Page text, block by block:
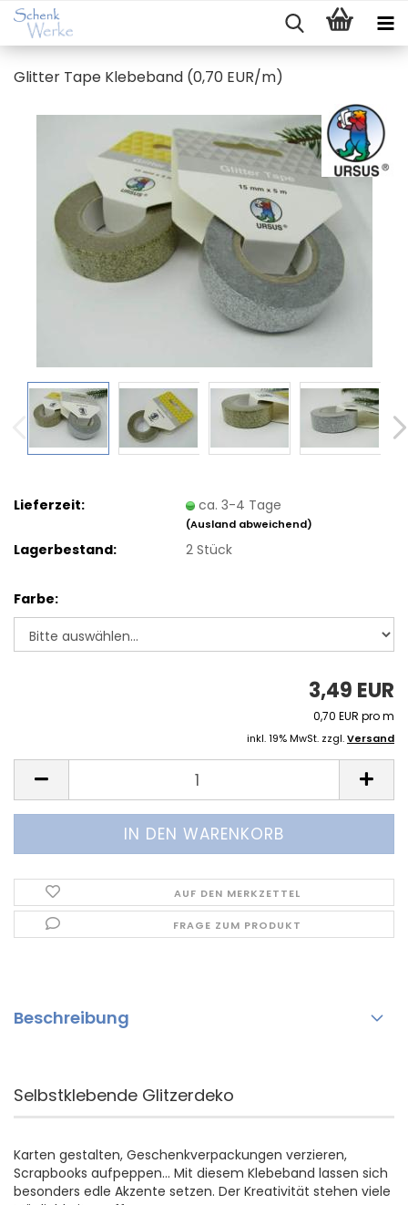
Glit­ter Tape Kle­be­band (0,70 EUR/m)
Lieferzeit: ca. 3-4 Tage
(Ausland abweichend)
Lagerbestand: 2Stück
Farbe:
3,49 EUR
0,70 EUR pro m
inkl. 19% MwSt. zzgl.Versand
AUF DEN MERKZETTEL
FRAGE ZUM PRODUKT
Beschreibung
Selbstklebende Glitzerdeko
Karten gestalten, Geschenkverpackungen verzieren,
Scrapbooks aufpeppen... Mit diesem Klebeband lassen sich
besonders edle Akzente setzen. Der Kreativität stehen viele